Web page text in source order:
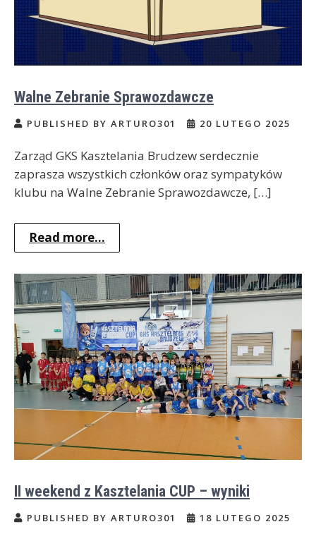
Walne Zebranie Sprawozdawcze
PUBLISHED BY ARTURO301 20 LUTEGO 2025
Zarząd GKS Kasztelania Brudzew serdecznie
zaprasza wszystkich członków oraz sympatyków
klubu na Walne Zebranie Sprawozdawcze, […]
Read more...
II weekend z Kasztelania CUP – wyniki
PUBLISHED BY ARTURO301 18 LUTEGO 2025